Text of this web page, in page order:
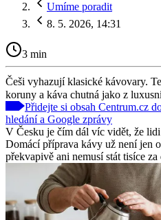
Umíme poradit
8. 5. 2026, 14:31
3 min
Češi vyhazují klasické kávovary.
koruny a káva chutná jako z
Přidejte si obsah Centrum.cz
hledání a Google zprávy
V Česku je čím dál víc vidět, že
Domácí příprava kávy už není jen
překvapivě ani nemusí stát tisíce za